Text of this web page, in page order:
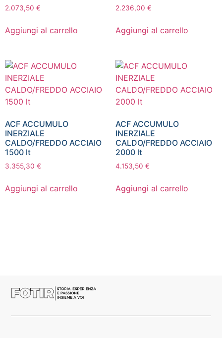
2.073,50 €
Aggiungi al carrello
2.236,00 €
Aggiungi al carrello
ACF ACCUMULO
INERZIALE
CALDO/FREDDO ACCIAIO
1500 lt
3.355,30 €
Aggiungi al carrello
ACF ACCUMULO
INERZIALE
CALDO/FREDDO ACCIAIO
2000 lt
4.153,50 €
Aggiungi al carrello